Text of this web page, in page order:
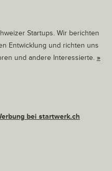
Startups. Wir berichten
Entwicklung und richten uns
und andere Interessierte. »
bei startwerk.ch